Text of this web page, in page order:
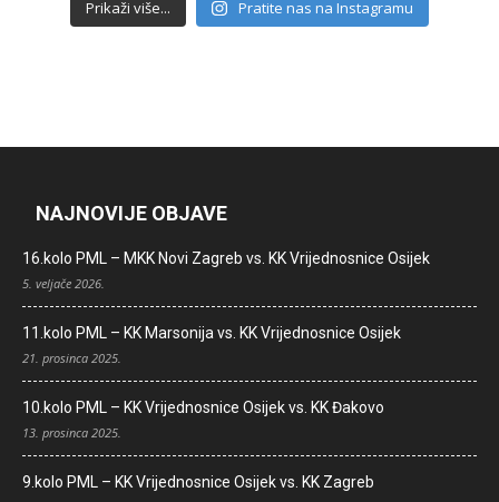
Prikaži više... Pratite nas na Instagramu
NAJNOVIJE OBJAVE
16.kolo PML – MKK Novi Zagreb vs. KK Vrijednosnice Osijek
5. veljače 2026.
11.kolo PML – KK Marsonija vs. KK Vrijednosnice Osijek
21. prosinca 2025.
10.kolo PML – KK Vrijednosnice Osijek vs. KK Đakovo
13. prosinca 2025.
9.kolo PML – KK Vrijednosnice Osijek vs. KK Zagreb